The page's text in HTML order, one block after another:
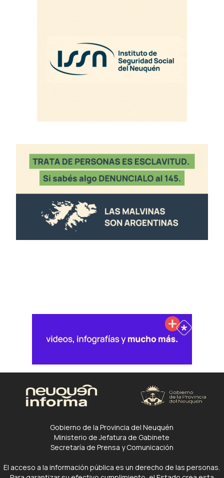
Gobierno de la Provincia del Neuquén
Ministerio de Jefatura de Gabinete
Secretaría de Prensa y Comunicación
El acceso a la información pública es un derecho de las personas.